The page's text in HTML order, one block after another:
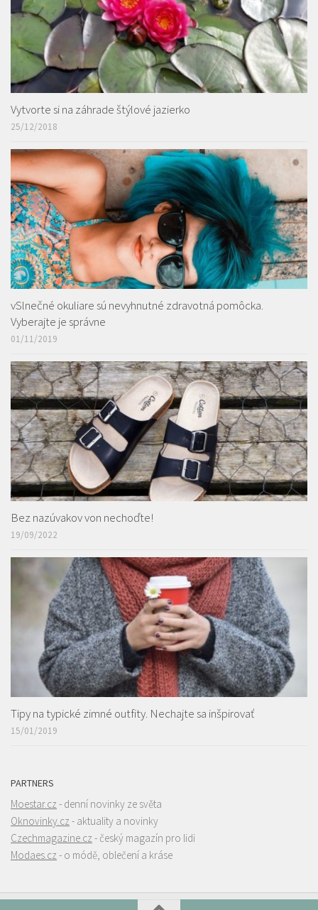
Vytvorte si na záhrade štýlové jazierko
25/12/2018
vSlnečné okuliare sú nevyhnutné zdravotná pomôcka.
Vyberajte je správne
01/11/2019
Bez nazúvakov von nechoďte!
19/09/2022
Tipy na typické zimné outfity. Nechajte sa inšpirovať
15/01/2019
PARTNERS
Moestar.cz - denní novinky ze světa
Oknovinky.cz - aktuality a novinky
Czechmagazine.cz - český magazín pro lidi
Modaes.cz - o módě, oblečení a kráse